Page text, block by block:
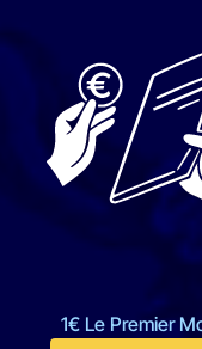
1€ Le Premier